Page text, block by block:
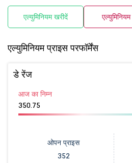
एल्युमिनियम खरीदें
एल्युमिनियम प्राइस परफॉर्मेंस
डे रेंज
आज का निम्न
350.75
ओपन प्राइस
352